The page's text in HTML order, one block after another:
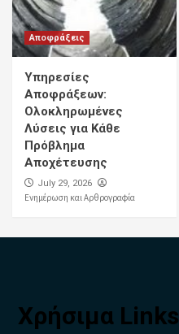
Αποφράξεις
Υπηρεσίες
Αποφράξεων:
Ολοκληρωμένες
Λύσεις για Κάθε
Πρόβλημα
Αποχέτευσης
July 29, 2026
Ενημέρωση και Αρθρογραφία
Χρήσιμα Links